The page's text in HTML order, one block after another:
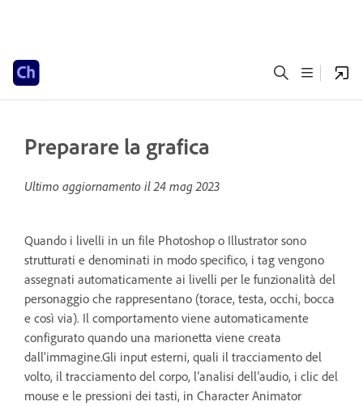
Preparare la grafica
Ultimo aggiornamento il24 mag 2023
Quando i livelli in un file Photoshop o Illustrator sono
strutturati e denominati in modo specifico, i tag vengono
assegnati automaticamente ai livelli per le funzionalità del
personaggio che rappresentano (torace, testa, occhi, bocca
e così via). Il comportamento viene automaticamente
configurato quando una marionetta viene creata
dall'immagine.Gli input esterni, quali il tracciamento del
volto, il tracciamento del corpo, l’analisi dell’audio, i clic del
mouse e le pressioni dei tasti, in Character Animator